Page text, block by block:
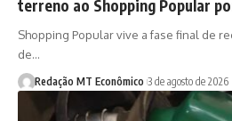
terreno ao Shopping Popular
Shopping Popular vive a fase final de
de…
Redação MT Econômico 3 de agosto de 2026